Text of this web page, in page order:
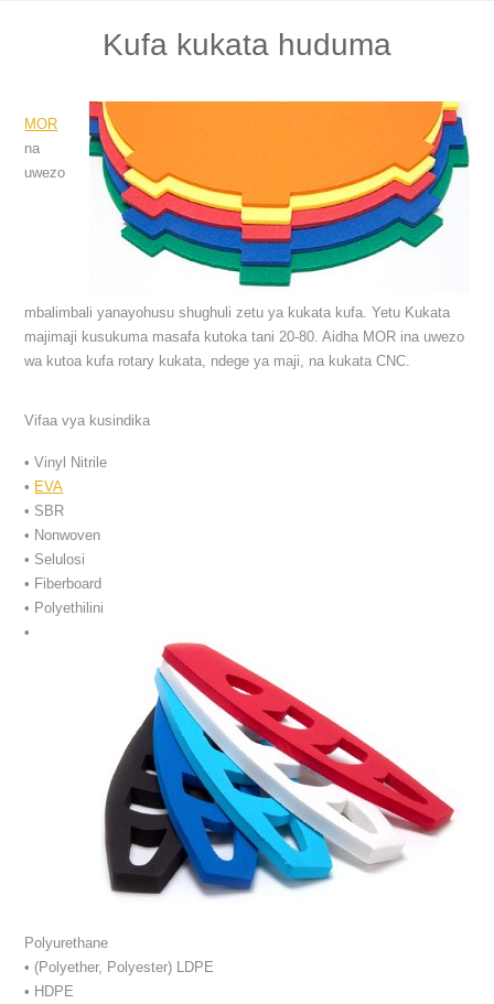
Kufa kukata huduma
MOR
na
uwezo
mbalimbali yanayohusu shughuli zetu ya kukata kufa. Yetu Kukata
majimaji kusukuma masafa kutoka tani 20-80. Aidha MOR ina uwezo
wa kutoa kufa rotary kukata, ndege ya maji, na kukata CNC.
Vifaa vya kusindika
• Vinyl Nitrile
• EVA
• SBR
• Nonwoven
• Selulosi
• Fiberboard
• Polyethilini
•
Polyurethane
• (Polyether, Polyester) LDPE
• HDPE